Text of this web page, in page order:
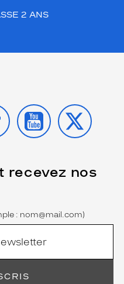
2 ANS
YOUTUBE
X
recevez nos
: nom@mail.com)